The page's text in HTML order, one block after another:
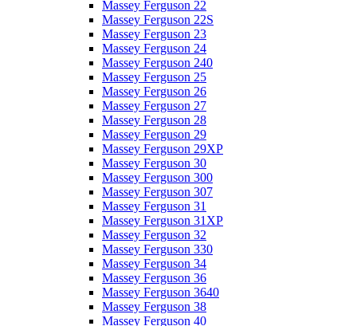
Massey Ferguson 22
Massey Ferguson 22S
Massey Ferguson 23
Massey Ferguson 24
Massey Ferguson 240
Massey Ferguson 25
Massey Ferguson 26
Massey Ferguson 27
Massey Ferguson 28
Massey Ferguson 29
Massey Ferguson 29XP
Massey Ferguson 30
Massey Ferguson 300
Massey Ferguson 307
Massey Ferguson 31
Massey Ferguson 31XP
Massey Ferguson 32
Massey Ferguson 330
Massey Ferguson 34
Massey Ferguson 36
Massey Ferguson 3640
Massey Ferguson 38
Massey Ferguson 40